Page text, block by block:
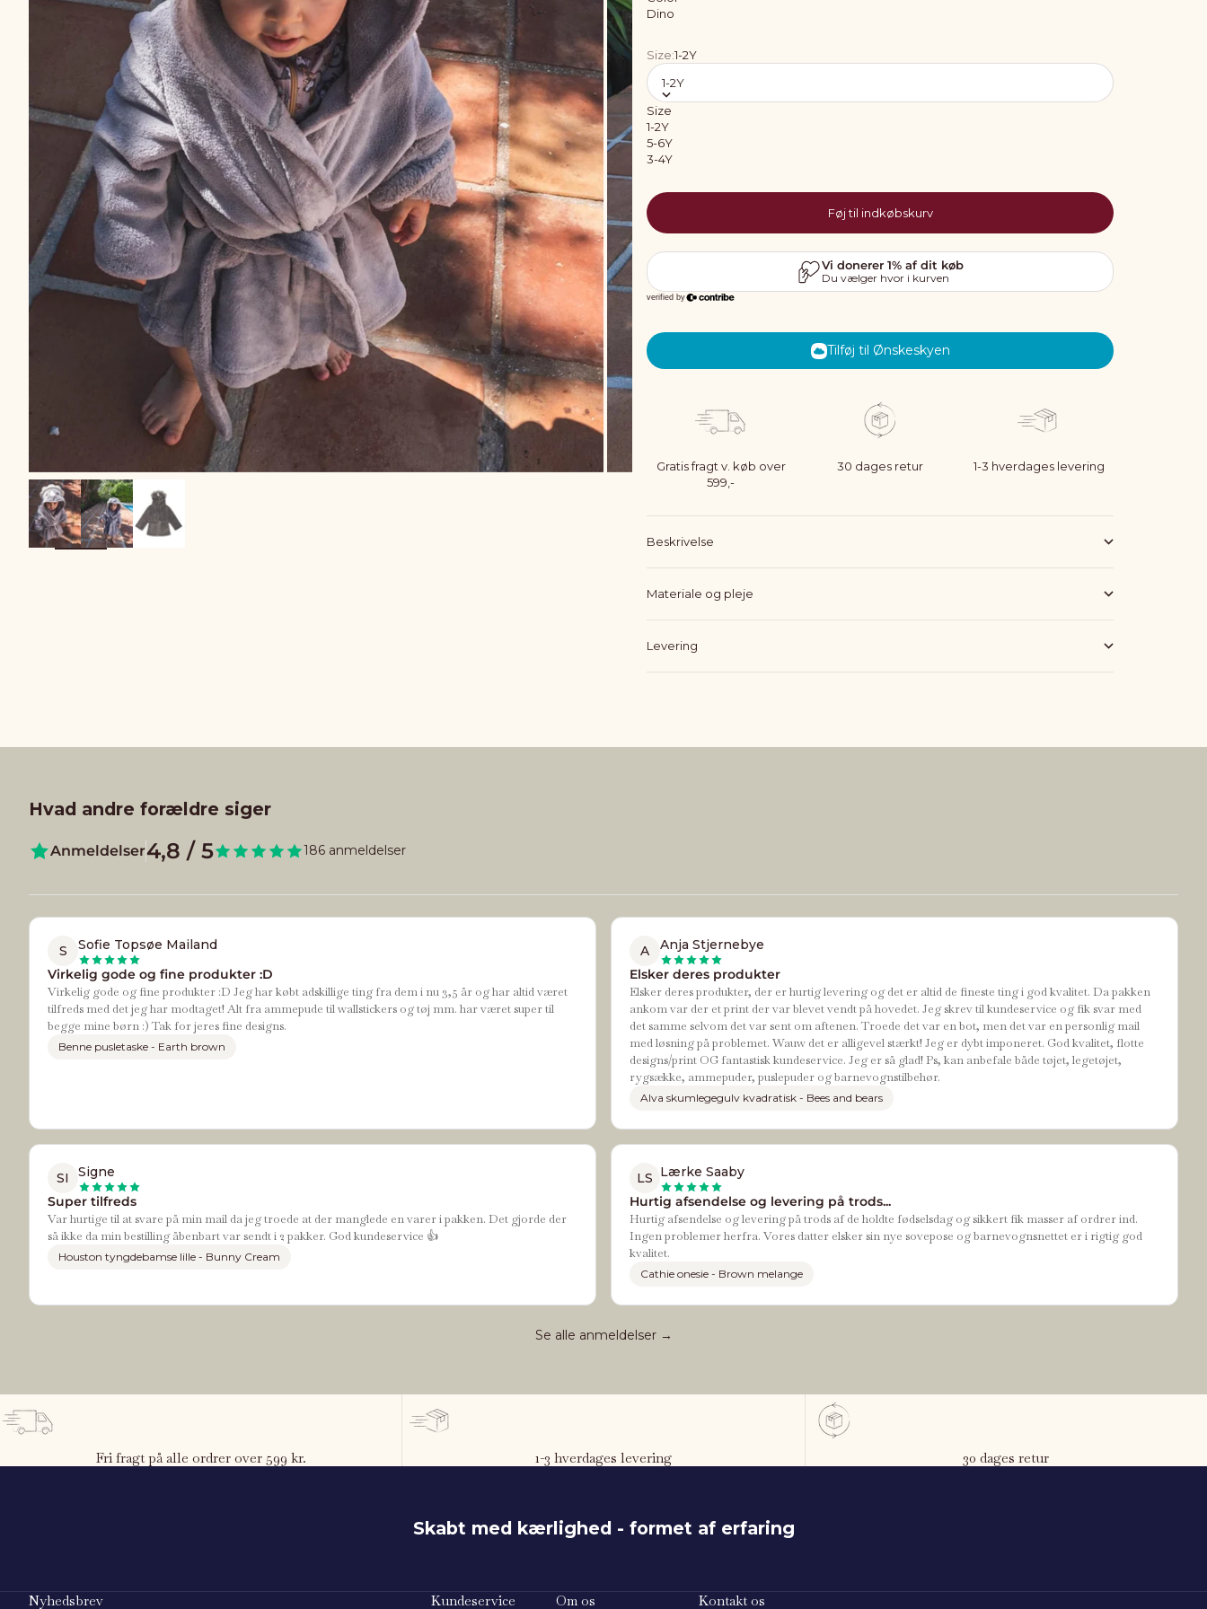
Dino
Size:1-2Y
1-2Y
Size
1-2Y
5-6Y
3-4Y
Føj til indkøbskurv
Tilføj til Ønskeskyen
Gratis fragt v. køb over
599,-
30 dages retur 1-3 hverdages levering
Beskrivelse
Materiale og pleje
Levering
Hvad andre forældre siger
Anmeldelser4,8 / 5 186 anmeldelser
S
Sofie Topsøe Mailand
Virkelig gode og fine produkter :D
Virkelig gode og fine produkter :D Jeg har købt adskillige ting fra dem i nu 3,5 år og har altid været
tilfreds med det jeg har modtaget! Alt fra ammepude til wallstickers og tøj mm. har været super til
begge mine børn :) Tak for jeres fine designs.
Benne pusletaske - Earth brown
A
Anja Stjernebye
Elsker deres produkter
Elsker deres produkter, der er hurtig levering og det er altid de fineste ting i god kvalitet. Da pakken
ankom var der et print der var blevet vendt på hovedet. Jeg skrev til kundeservice og fik svar med
det samme selvom det var sent om aftenen. Troede det var en bot, men det var en personlig mail
med løsning på problemet. Wauw det er alligevel stærkt! Jeg er dybt imponeret. God kvalitet, flotte
designs/print OG fantastisk kundeservice. Jeg er så glad! Ps, kan anbefale både tøjet, legetøjet,
rygsække, ammepuder, puslepuder og barnevognstilbehør.
Alva skumlegegulv kvadratisk - Bees and bears
SI
Signe
Super tilfreds
Var hurtige til at svare på min mail da jeg troede at der manglede en varer i pakken. Det gjorde der
så ikke da min bestilling åbenbart var sendt i 2 pakker. God kundeservice 👍
Houston tyngdebamse lille - Bunny Cream
LS Lærke Saaby
Hurtig afsendelse og levering på trods...
Hurtig afsendelse og levering på trods af de holdte fødselsdag og sikkert fik masser af ordrer ind.
Ingen problemer herfra. Vores datter elsker sin nye sovepose og barnevognsnettet er i rigtig god
kvalitet.
Cathie onesie - Brown melange
Se alle anmeldelser →
Fri fragt på alle ordrer over 599 kr. 1-3 hverdages levering 30 dages retur
Skabt med kærlighed - formet af erfaring
Nyhedsbrev Kundeservice Om os Kontakt os